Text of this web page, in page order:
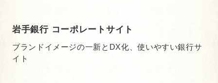
岩手銀行 コーポレートサイト
ブランドイメージの一新とDX化、使いやすい銀行サ
イト